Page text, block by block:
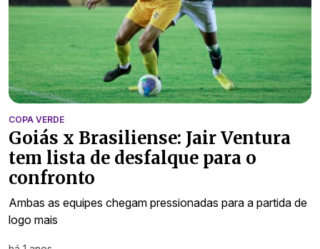
COPA VERDE
Goiás x Brasiliense: Jair Ventura
tem lista de desfalque para o
confronto
Ambas as equipes chegam pressionadas para a partida de
logo mais